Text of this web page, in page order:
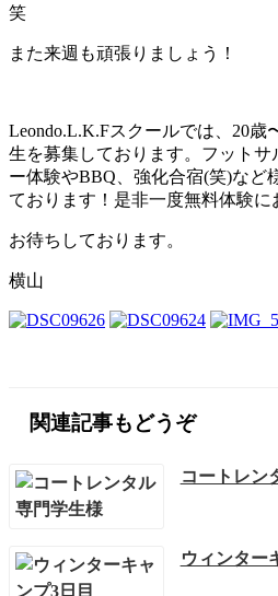
笑
また来週も頑張りましょう！
Leondo.L.K.Fスクールでは、20歳
生を募集しております。フット
ー体験やBBQ、強化合宿(笑)など
ております！是非一度無料体験に
お待ちしております。
横山
関連記事もどうぞ
コートレン
ウィンター